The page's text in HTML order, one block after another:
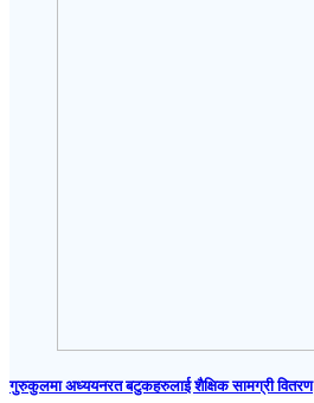
गुरुकुलमा अध्ययनरत बटुकहरुलाई शैक्षिक सामग्री वितरण